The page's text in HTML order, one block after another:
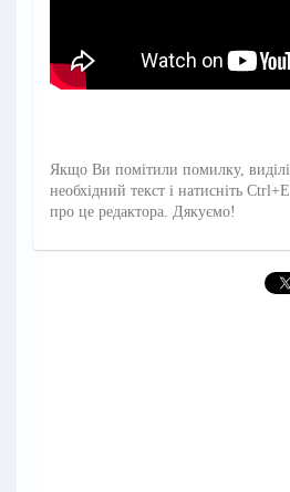
Якщо Ви помітили помилку,
необхідний текст і натисніть
про це редактора. Дякуємо!